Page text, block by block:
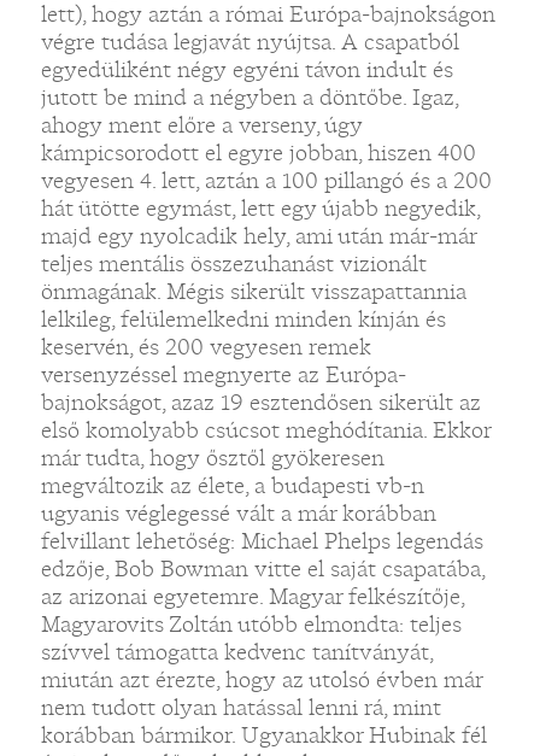
lett), hogy aztán a római Európa-bajnokságon
végre tudása legjavát nyújtsa. A csapatból
egyedüliként négy egyéni távon indult és
jutott be mind a négyben a döntőbe. Igaz,
ahogy ment előre a verseny, úgy
kámpicsorodott el egyre jobban, hiszen 400
vegyesen 4. lett, aztán a 100 pillangó és a 200
hát ütötte egymást, lett egy újabb negyedik,
majd egy nyolcadik hely, ami után már-már
teljes mentális összezuhanást vizionált
önmagának. Mégis sikerült visszapattannia
lelkileg, felülemelkedni minden kínján és
keservén, és 200 vegyesen remek
versenyzéssel megnyerte az Európa-
bajnokságot, azaz 19 esztendősen sikerült az
első komolyabb csúcsot meghódítania. Ekkor
már tudta, hogy ősztől gyökeresen
megváltozik az élete, a budapesti vb-n
ugyanis véglegessé vált a már korábban
felvillant lehetőség: Michael Phelps legendás
edzője, Bob Bowman vitte el saját csapatába,
az arizonai egyetemre. Magyar felkészítője,
Magyarovits Zoltán utóbb elmondta: teljes
szívvel támogatta kedvenc tanítványát,
miután azt érezte, hogy az utolsó évben már
nem tudott olyan hatással lenni rá, mint
korábban bármikor. Ugyanakkor Hubinak fél